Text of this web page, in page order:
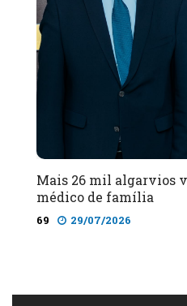
Mais 26 mil algarvios
médico de família
69 29/07/2026